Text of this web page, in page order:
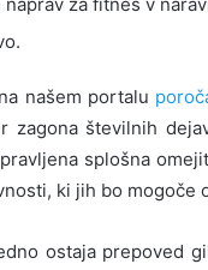
našem portalu
zagona številnih
splošna
ki jih bo
ostaja prepoved